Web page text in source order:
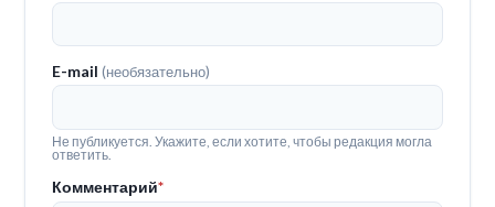
E-mail(необязательно)
Не публикуется. Укажите, если хотите, чтобы редакция могла
ответить.
Комментарий*